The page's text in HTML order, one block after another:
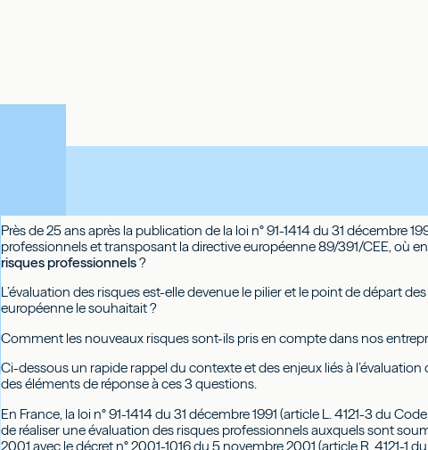
Près de 25 ans après la publication de la loi n° 91-1414 du 31 décembre
professionnels et transposant la directive européenne 89/391/CEE, où
risques professionnels?
L’évaluation des risques est-elle devenue le pilier et le point de départ
européenne le souhaitait ?
Comment les nouveaux risques sont-ils pris en compte dans nos
Ci-dessous un rapide rappel du contexte et des enjeux liés à
des éléments de réponse à ces 3 questions.
En France, la loi n° 91-1414 du 31 décembre 1991 (article L. 4121-3 du
de réaliser une évaluation des risques professionnels auxquels sont
2001 avec le décret n° 2001-1016 du 5 novembre 2001 (article R. 4121-1